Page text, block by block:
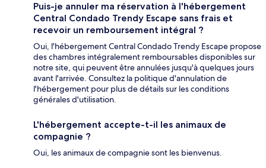
Puis-je annuler ma réservation à l'hébergement
Central Condado Trendy Escape sans frais et
recevoir un remboursement intégral ?
Oui, l'hébergement Central Condado Trendy Escape propose
des chambres intégralement remboursables disponibles sur
notre site, qui peuvent être annulées jusqu'à quelques jours
avant l'arrivée. Consultez la politique d'annulation de
l'hébergement pour plus de détails sur les conditions
générales d'utilisation.
L'hébergement accepte-t-il les animaux de
compagnie ?
Oui, les animaux de compagnie sont les bienvenus.